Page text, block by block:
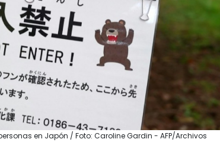
en Japón / Foto: Caroline Gardin - AFP/Archivos